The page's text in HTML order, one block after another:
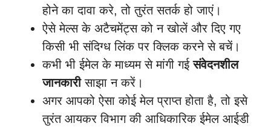
होने का दावा करे, तो तुरंत सतर्क हो जाएं।
ऐसे मेल्स के अटैचमेंट्स को न खोलें और दिए गए
किसी भी संदिग्ध लिंक पर क्लिक करने से बचें।
कभी भी ईमेल के माध्यम से मांगी गईसंवेदनशील
जानकारीसाझा न करें।
अगर आपको ऐसा कोई मेल प्राप्त होता है, तो इसे
तुरंत आयकर विभाग की आधिकारिक ईमेल आईडी